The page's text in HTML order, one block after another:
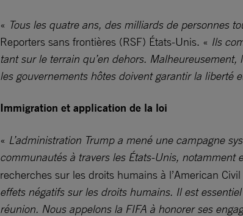
« Tous les quatre ans, des milliards de personnes
Reporters sans frontières (RSF) États-Unis. « Ils
tant sur le terrain qu’en dehors.
les gouvernements hôtes doivent garantir la liberté
Immigration et application de la loi
« L’administration Trump a mené une campagne
communautés à travers les États-Unis, notamment
recherches sur les droits humains à l’American
effets négatifs sur les droits humains. Il est
réunion. Nous appelons la FIFA à honorer ses